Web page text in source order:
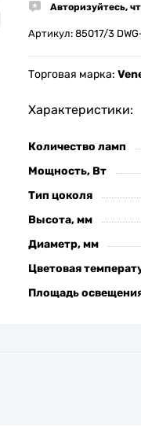
Авторизуйтесь,
Артикул: 85017/3
Торговая марка:
Характеристики:
Количество ламп
Мощность, Вт
Тип цоколя
Высота, мм
Диаметр, мм
Цветовая
Площадь